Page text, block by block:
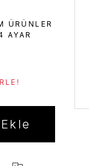
ÜRÜNLER
AYAR